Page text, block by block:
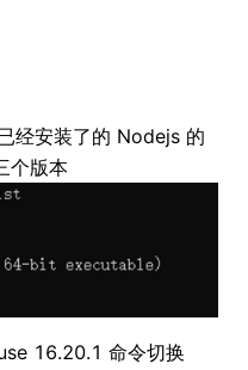
经安装了的 Nodejs 的
个版本
16.20.1 命令切换